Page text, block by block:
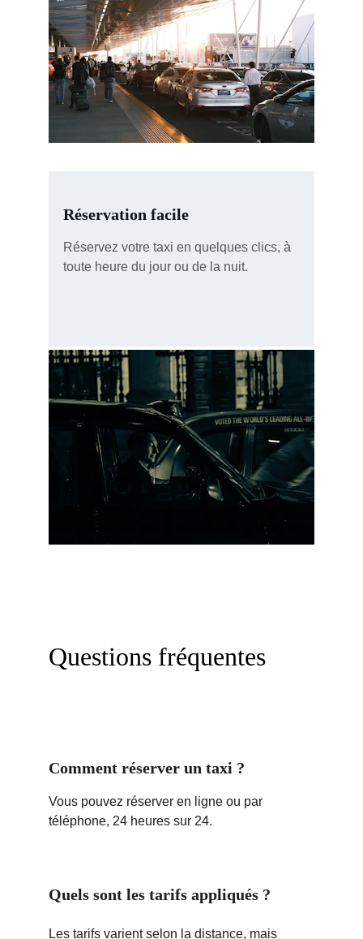
Réservation facile
Réservez votre taxi en quelques clics, à
toute heure du jour ou de la nuit.
Questions fréquentes
Comment réserver un taxi ?
Vous pouvez réserver en ligne ou par
téléphone, 24 heures sur 24.
Quels sont les tarifs appliqués ?
Les tarifs varient selon la distance, mais